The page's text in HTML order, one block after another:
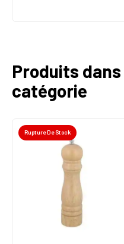
Produits
catégorie
Rupture De Stock